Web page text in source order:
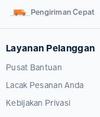
Pengiriman Cepat
Layanan Pelanggan
Pusat Bantuan
Lacak Pesanan Anda
Kebijakan Privasi